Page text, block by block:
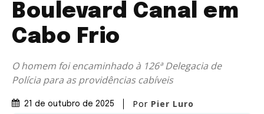
Boulevard Canal em
Cabo Frio
O homem foi encaminhado à 126ª Delegacia de
Polícia para as providências cabíveis
21 de outubro de 2025 Por Pier Luro